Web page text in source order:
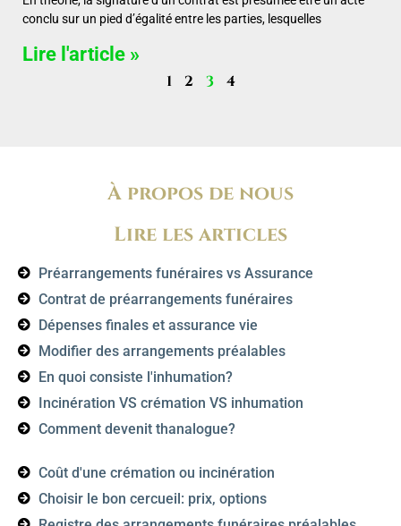
conclu sur un pied d’égalité entre les parties, lesquelles
Lire l'article »
1 2 3 4
À propos de nous
Lire les articles
Préarrangements funéraires vs Assurance
Contrat de préarrangements funéraires
Dépenses finales et assurance vie
Modifier des arrangements préalables
En quoi consiste l'inhumation?
Incinération VS crémation VS inhumation
Comment devenit thanalogue?
Coût d'une crémation ou incinération
Choisir le bon cercueil: prix, options